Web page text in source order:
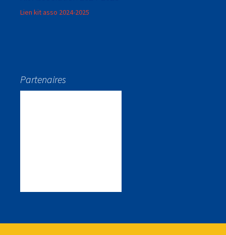
Lien kit asso 2024-2025
Partenaires